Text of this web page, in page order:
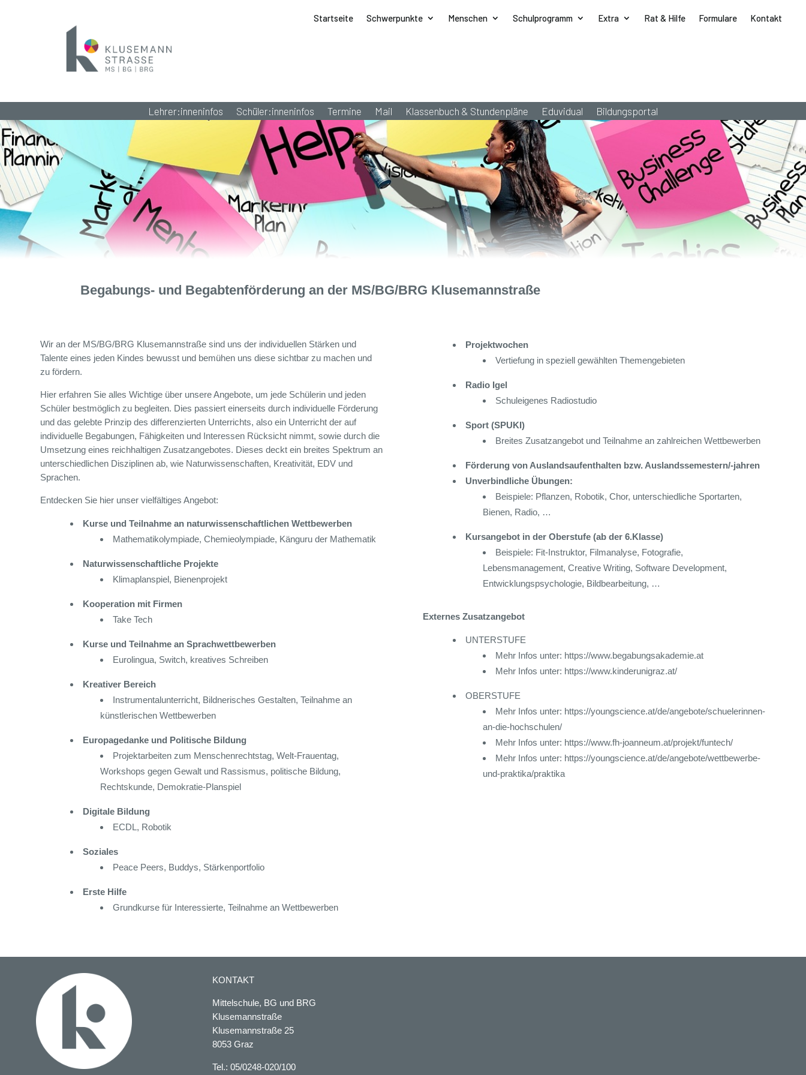
Startseite Schwerpunkte Menschen Schulprogramm Extra Rat & Hilfe Formulare Kontakt
Lehrer:inneninfos Schüler:inneninfos Termine Mail Klassenbuch & Stundenpläne Eduvidual Bildungsportal
Begabungs- und Begabtenförderung an der MS/BG/BRG Klusemannstraße
Wir an der MS/BG/BRG Klusemannstraße sind uns der individuellen Stärken und
Talente eines jeden Kindes bewusst und bemühen uns diese sichtbar zu machen und
zu fördern.
Hier erfahren Sie alles Wichtige über unsere Angebote, um jede Schülerin und jeden
Schüler bestmöglich zu begleiten. Dies passiert einerseits durch individuelle Förderung
und das gelebte Prinzip des differenzierten Unterrichts, also ein Unterricht der auf
individuelle Begabungen, Fähigkeiten und Interessen Rücksicht nimmt, sowie durch die
Umsetzung eines reichhaltigen Zusatzangebotes. Dieses deckt ein breites Spektrum an
unterschiedlichen Disziplinen ab, wie Naturwissenschaften, Kreativität, EDV und
Sprachen.
Entdecken Sie hier unser vielfältiges Angebot:
Kurse und Teilnahme an naturwissenschaftlichen Wettbewerben
Mathematikolympiade, Chemieolympiade, Känguru der Mathematik
Naturwissenschaftliche Projekte
Klimaplanspiel, Bienenprojekt
Kooperation mit Firmen
Take Tech
Kurse und Teilnahme an Sprachwettbewerben
Eurolingua, Switch, kreatives Schreiben
Kreativer Bereich
Instrumentalunterricht, Bildnerisches Gestalten, Teilnahme an
künstlerischen Wettbewerben
Europagedanke und Politische Bildung
Projektarbeiten zum Menschenrechtstag, Welt-Frauentag,
Workshops gegen Gewalt und Rassismus, politische Bildung,
Rechtskunde, Demokratie-Planspiel
Digitale Bildung
ECDL, Robotik
Soziales
Peace Peers, Buddys, Stärkenportfolio
Erste Hilfe
Grundkurse für Interessierte, Teilnahme an Wettbewerben
Projektwochen
Vertiefung in speziell gewählten Themengebieten
Radio Igel
Schuleigenes Radiostudio
Sport (SPUKI)
Breites Zusatzangebot und Teilnahme an zahlreichen Wettbewerben
Förderung von Auslandsaufenthalten bzw. Auslandssemestern/-jahren
Unverbindliche Übungen:
Beispiele: Pflanzen, Robotik, Chor, unterschiedliche Sportarten,
Bienen, Radio, …
Kursangebot in der Oberstufe (ab der 6.Klasse)
Beispiele: Fit-Instruktor, Filmanalyse, Fotografie,
Lebensmanagement, Creative Writing, Software Development,
Entwicklungspsychologie, Bildbearbeitung, …
Externes Zusatzangebot
UNTERSTUFE
Mehr Infos unter: https://www.begabungsakademie.at
Mehr Infos unter: https://www.kinderunigraz.at/
OBERSTUFE
Mehr Infos unter: https://youngscience.at/de/angebote/schuelerinnen-
an-die-hochschulen/
Mehr Infos unter: https://www.fh-joanneum.at/projekt/funtech/
Mehr Infos unter: https://youngscience.at/de/angebote/wettbewerbe-
und-praktika/praktika
KONTAKT
Mittelschule, BG und BRG
Klusemannstraße
Klusemannstraße 25
8053 Graz
Tel.: 05/0248-020/100